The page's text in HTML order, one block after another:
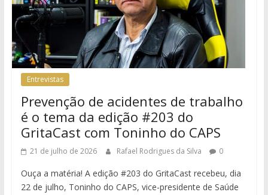
Entrevistas
Prevenção de acidentes de trabalho
é o tema da edição #203 do
GritaCast com Toninho do CAPS
21 de julho de 2026 Rafael Rodrigues da Silva 0
Ouça a matéria! A edição #203 do GritaCast recebeu, dia
22 de julho, Toninho do CAPS, vice-presidente de Saúde